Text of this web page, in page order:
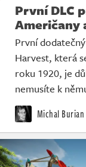
První DLC
Američany
První
Harvest, která
roku 1920, je
nemusíte k
Michal Burian